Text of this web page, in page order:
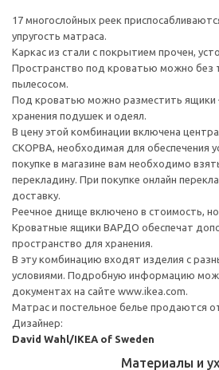
17 многослойных реек
упругость матраса.
Каркас из стали с покрытием прочен,
Пространство под кроватью можно без
пылесосом.
Под кроватью можно разместить
хранения подушек и одеял.
В цену этой комбинации включена
СКОРВА, необходимая для обеспечения
покупке в магазине вам необходимо
перекладину. При покупке онлайн
доставку.
Реечное днище включено в стоимость,
Кроватные ящики ВАРДО обеспечат
пространство для хранения.
В эту комбинацию входят изделия с
условиями. Подробную информацию
документах на сайте www.ikea.com.
Матрас и постельное белье продаются
Дизайнер:
David Wahl/IKEA of Sweden
Материалы и